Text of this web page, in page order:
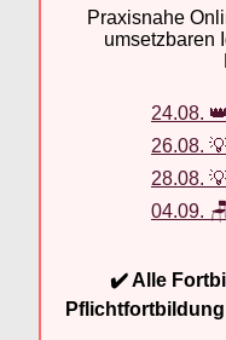
Praxisnahe
umsetzbaren
24.08.
26.08.
28.08.
04.09.
✔️ Alle